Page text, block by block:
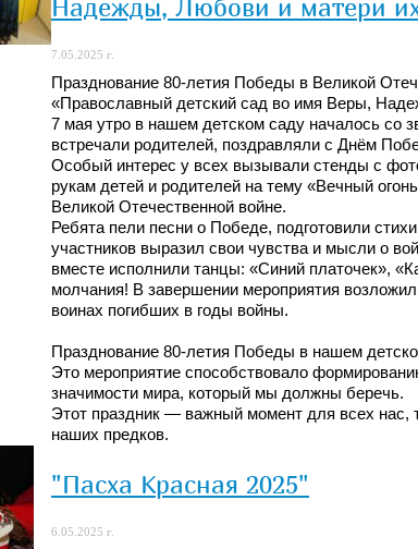
Надежды, Любови и матери
7.05.2025 г.
Празднование 80-летия Победы в Великой
«Православный детский сад во имя Веры,
7 мая утро в нашем детском саду началось со
встречали родителей, поздравляли с Днём
Особый интерес у всех вызывали стенды с
рукам детей и родителей на тему «Вечный
Великой Отечественной войне.
Ребята пели песни о Победе, подготовили
участников выразил свои чувства и мысли о
вместе исполнили танцы: «Синий платочек»,
молчания! В завершении мероприятия
воинах погибших в годы войны.
Празднование 80-летия Победы в нашем
Это мероприятие способствовало
значимости мира, который мы должны беречь.
Этот праздник — важный момент для всех нас,
наших предков.
"Пасха Красная 2025"
6.05.2025 г.